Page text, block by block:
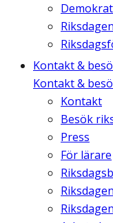
Kontakt &
Kontakt &
Kontakt
Besök
Press
För lärare